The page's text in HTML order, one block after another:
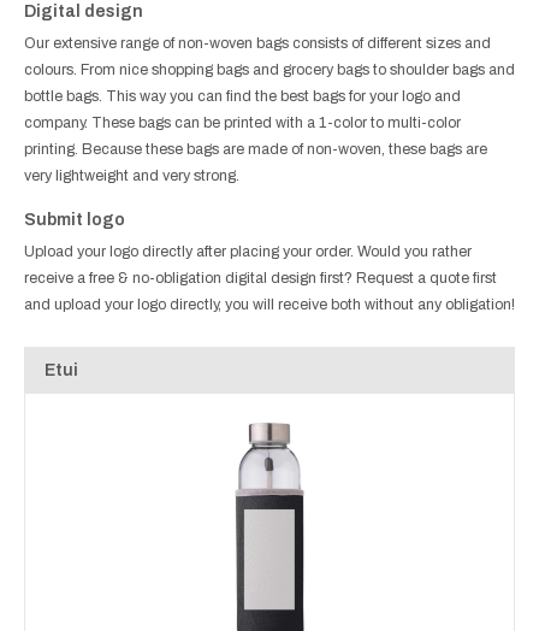
Digital design
Our extensive range of non-woven bags consists of different sizes and
colours. From nice shopping bags and grocery bags to shoulder bags and
bottle bags. This way you can find the best bags for your logo and
company. These bags can be printed with a 1-color to multi-color
printing. Because these bags are made of non-woven, these bags are
very lightweight and very strong.
Submit logo
Upload your logo directly after placing your order. Would you rather
receive a free & no-obligation digital design first? Request a quote first
and upload your logo directly, you will receive both without any obligation!
Etui